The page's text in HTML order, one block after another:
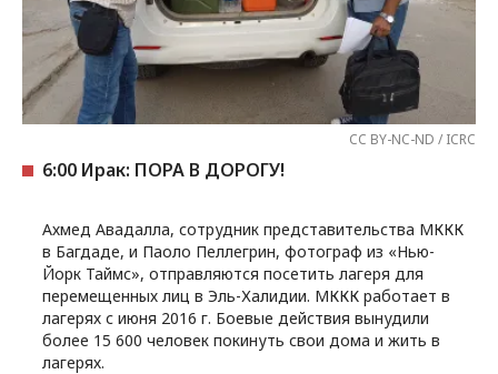
CC BY-NC-ND / ICRC
6:00 Ирак: ПОРА В ДОРОГУ!
Aхмед Авадалла, сотрудник представительства МККК
в Багдаде, и Паоло Пеллегрин, фотограф из «Нью-
Йорк Таймс», отправляются посетить лагеря для
перемещенных лиц в Эль-Халидии. МККК работает в
лагерях с июня 2016 г. Боевые действия вынудили
более 15 600 человек покинуть свои дома и жить в
лагерях.